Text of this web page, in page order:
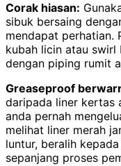
Corak hiasan:
sibuk bersaing
mendapat perhatian.
kubah licin atau
dengan piping rumit
Greaseproof
daripada liner kertas
anda pernah
melihat liner merah
luntur, beralih
sepanjang proses